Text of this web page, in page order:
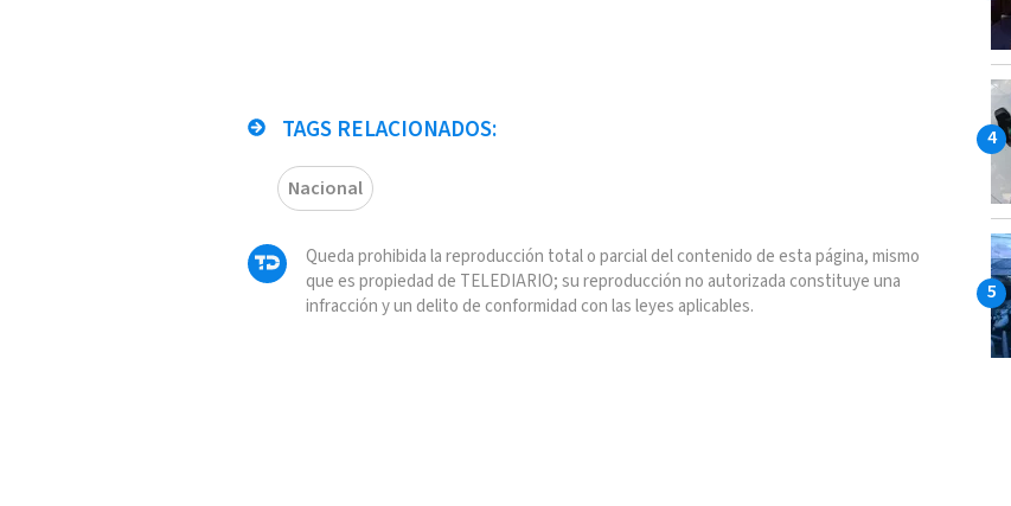
TAGS RELACIONADOS:
Nacional
Queda prohibida la reproducción total o parcial del contenido de esta página, mismo
que es propiedad de TELEDIARIO; su reproducción no autorizada constituye una
infracción y un delito de conformidad con las leyes aplicables.